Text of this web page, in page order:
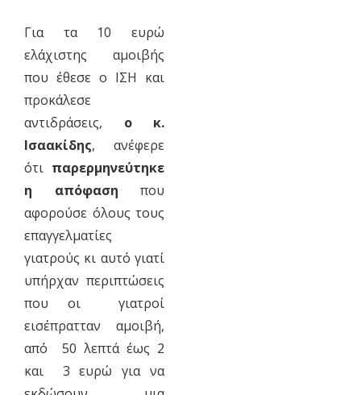
Για τα 10 ευρώ
ελάχιστης αμοιβής
που έθεσε ο ΙΣΗ και
προκάλεσε
αντιδράσεις, ο κ.
Ισαακίδης, ανέφερε
ότι παρερμηνεύτηκε
η απόφαση που
αφορούσε όλους τους
επαγγελματίες
γιατρούς κι αυτό γιατί
υπήρχαν περιπτώσεις
που οι γιατροί
εισέπρατταν αμοιβή,
από 50 λεπτά έως 2
και 3 ευρώ για να